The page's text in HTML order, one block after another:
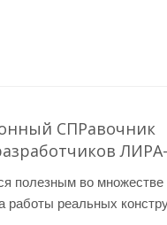
СПРавочник
полезным во множестве
реальных